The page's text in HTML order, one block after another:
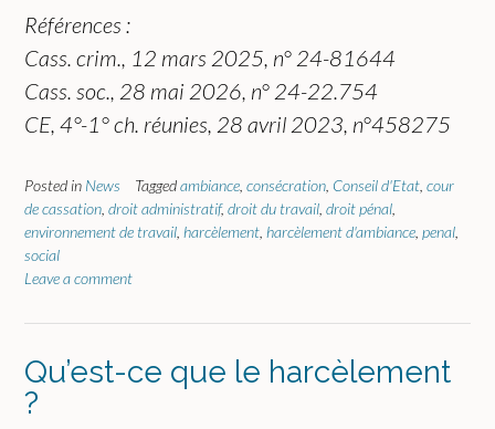
Références :
Cass. crim., 12 mars 2025, n° 24-81644
Cass. soc., 28 mai 2026, n° 24-22.754
CE, 4°-1° ch. réunies, 28 avril 2023, n°458275
Posted in News Taggedambiance consécration Conseil d'Etat cour
de cassation droit administratif, droit du travail droit pénal
environnement de travail harcèlement harcèlement d'ambiance penal
social
Leave a comment
Qu’est-ce que le harcèlement
?